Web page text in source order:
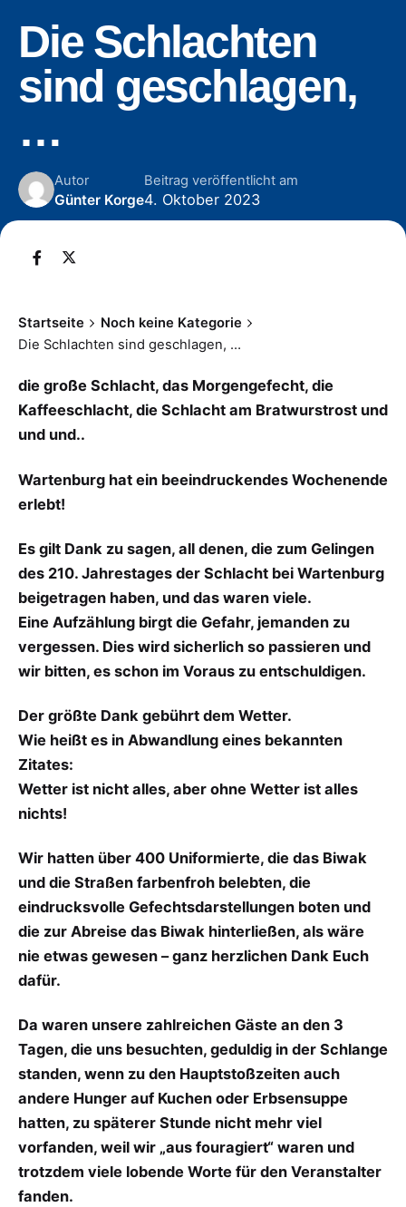
Die Schlachten
sind geschlagen,
…
Autor
Günter Korge
Beitrag veröffentlicht am
4. Oktober 2023
Startseite
Noch keine Kategorie
Die Schlachten sind geschlagen, …
die große Schlacht, das Morgengefecht, die
Kaffeeschlacht, die Schlacht am Bratwurstrost und
und und..
Wartenburg hat ein beeindruckendes Wochenende
erlebt!
Es gilt Dank zu sagen, all denen, die zum Gelingen
des 210. Jahrestages der Schlacht bei Wartenburg
beigetragen haben, und das waren viele.
Eine Aufzählung birgt die Gefahr, jemanden zu
vergessen. Dies wird sicherlich so passieren und
wir bitten, es schon im Voraus zu entschuldigen.
Der größte Dank gebührt dem Wetter.
Wie heißt es in Abwandlung eines bekannten
Zitates:
Wetter ist nicht alles, aber ohne Wetter ist alles
nichts!
Wir hatten über 400 Uniformierte, die das Biwak
und die Straßen farbenfroh belebten, die
eindrucksvolle Gefechtsdarstellungen boten und
die zur Abreise das Biwak hinterließen, als wäre
nie etwas gewesen – ganz herzlichen Dank Euch
dafür.
Da waren unsere zahlreichen Gäste an den 3
Tagen, die uns besuchten, geduldig in der Schlange
standen, wenn zu den Hauptstoßzeiten auch
andere Hunger auf Kuchen oder Erbsensuppe
hatten, zu späterer Stunde nicht mehr viel
vorfanden, weil wir „aus fouragiert“ waren und
trotzdem viele lobende Worte für den Veranstalter
fanden.